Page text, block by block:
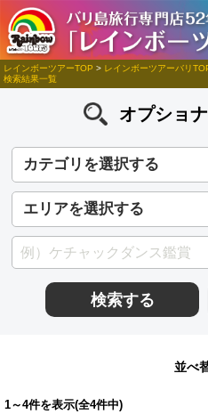
レインボーツアーTOP > レインボーツアーバリ
検索結果一覧
オプショ
カテゴリを選択する
エリアを選択する
検索する
並べ
1～4件を表示(全4件中)